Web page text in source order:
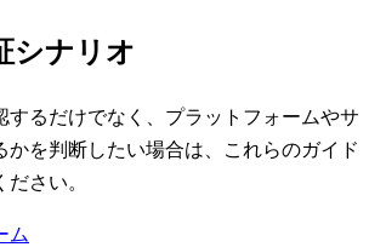
シナリオ
するだけでなく、プラットフォームやサ
かを判断したい場合は、これらのガイド
さい。
ム